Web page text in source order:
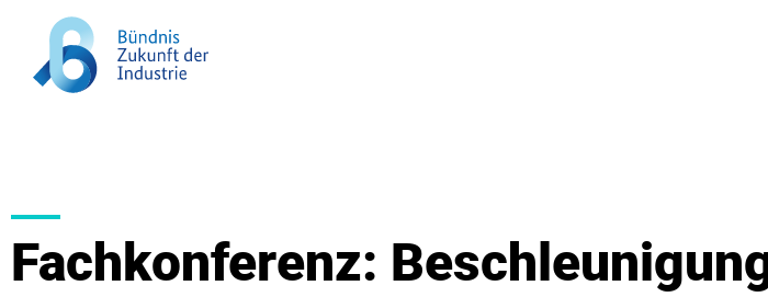
Fach­kon­fe­renz: